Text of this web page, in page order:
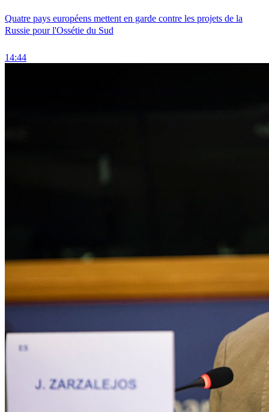
Quatre pays européens mettent en garde contre les projets de la
Russie pour l'Ossétie du Sud
14:44